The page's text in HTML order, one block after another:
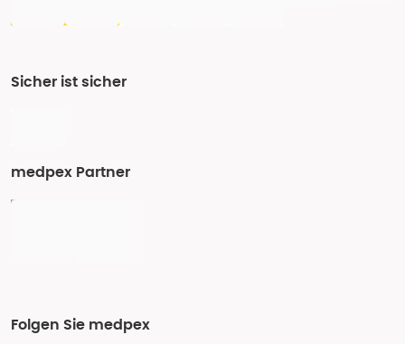
Sicher ist sicher
medpex Partner
Folgen Sie medpex